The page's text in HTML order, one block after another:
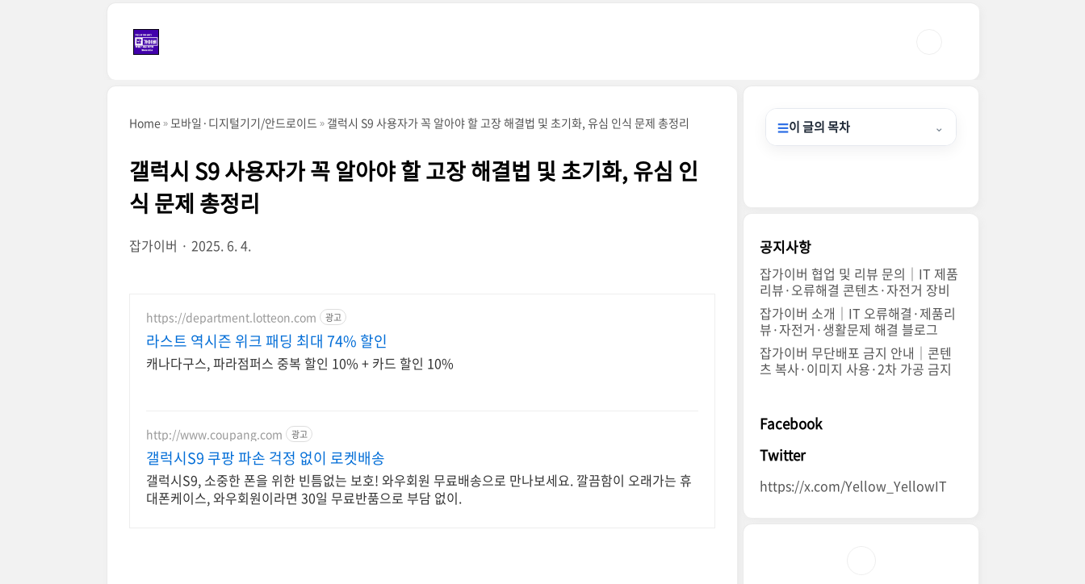
Home 모바일·디지털기기/안드로이드 갤럭시 S9 사용자가 꼭 알아야 할 고장 해결법 및 초기화, 유심 인식 문제 총정리
갤럭시 S9 사용자가 꼭 알아야 할 고장 해결법 및 초기화, 유심 인
식 문제 총정리
잡가이버 2025. 6. 4.
https://department.lotteon.com 광고
라스트 역시즌 위크 패딩 최대 74% 할인
캐나다구스, 파라점퍼스 중복 할인 10% + 카드 할인 10%
http://www.coupang.com 광고
갤럭시S9 쿠팡 파손 걱정 없이 로켓배송
갤럭시S9, 소중한 폰을 위한 빈틈없는 보호! 와우회원 무료배송으로 만나보세요. 깔끔함이 오래가는 휴
대폰케이스, 와우회원이라면 30일 무료반품으로 부담 없이.
☰이 글의 목차 ⌄
공지사항
잡가이버 협업 및 리뷰 문의｜IT 제품
리뷰·오류해결 콘텐츠·자전거 장비
잡가이버 소개｜IT 오류해결·제품리
뷰·자전거·생활문제 해결 블로그
잡가이버 무단배포 금지 안내｜콘텐
츠 복사·이미지 사용·2차 가공 금지
Facebook
Twitter
https://x.com/Yellow_YellowIT